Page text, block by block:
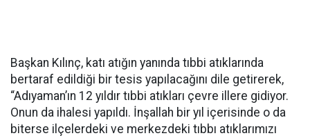
Başkan Kılınç, katı atığın yanında tıbbi atıklarında
bertaraf edildiği bir tesis yapılacağını dile getirerek,
“Adıyaman’ın 12 yıldır tıbbi atıkları çevre illere gidiyor.
Onun da ihalesi yapıldı. İnşallah bir yıl içerisinde o da
biterse ilçelerdeki ve merkezdeki tıbbı atıklarımızı